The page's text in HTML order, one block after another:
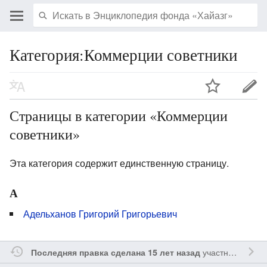
Категория:Коммерции советники
Страницы в категории «Коммерции
советники»
Эта категория содержит единственную страницу.
А
Адельханов Григорий Григорьевич
Последняя правка сделана 15 лет назадучастником